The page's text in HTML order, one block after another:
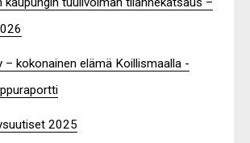
– kokonainen elämä Koillismaalla -
2025